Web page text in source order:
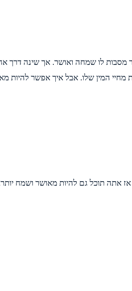
לו שמחה ואושר. אך שינה דרך
המין שלו. אבל איך אפשר להיות
אתה תוכל גם להיות מאושר ושמח